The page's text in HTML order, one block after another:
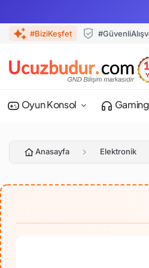
#BiziKeşfet
Oyun Konsol
Anasayfa Elektronik